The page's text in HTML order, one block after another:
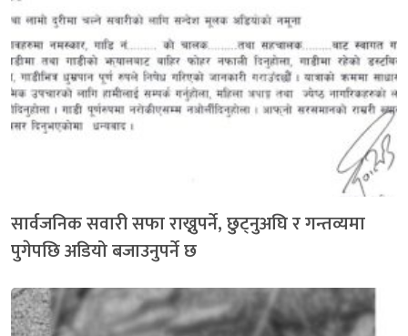
सार्वजनिक सवारी सफा राख्नुपर्ने, छुट्नुअघि र गन्तव्यमा
पुगेपछि अडियो बजाउनुपर्ने छ